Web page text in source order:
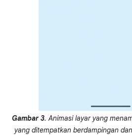
Gambar 3. Animasi layar yang
yang ditempatkan berdampingan